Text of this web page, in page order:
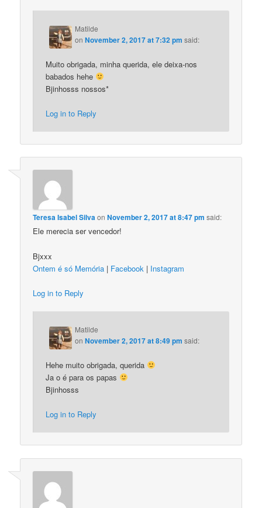
Matilde
onNovember 2, 2017 at 7:32 pm said:
Muito obrigada, minha querida, ele deixa-nos
babados hehe
Bjinhosss nossos*
Log in to Reply
Teresa Isabel SilvaonNovember 2, 2017 at 8:47 pm said:
Ele merecia ser vencedor!
Bjxxx
Ontem é só Memória | Facebook | Instagram
Log in to Reply
Matilde
onNovember 2, 2017 at 8:49 pm said:
Hehe muito obrigada, querida
Ja o é para os papas
Bjinhosss
Log in to Reply